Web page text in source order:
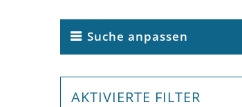
Suche anpassen
AKTIVIERTE FILTER